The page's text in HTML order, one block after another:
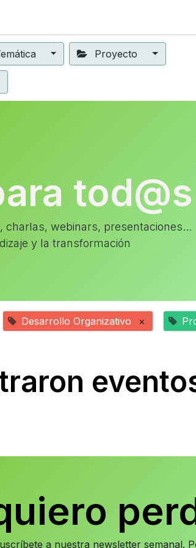
Proyecto
tod@s
webinars, presentaciones...
y la transformación
Desarrollo Organizativo ×
a nuestra newsletter semanal.